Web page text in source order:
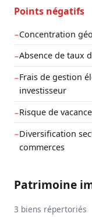
Points négatifs
−Concentration
−Absence de taux
−Frais de gestion
investisseur
−Risque de
−Diversification
commerces
Patrimoine
3 biens répertoriés